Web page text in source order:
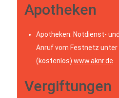
Apotheken
Apotheken: Notdienst-
Anruf vom Festnetz unter
(kostenlos) www.aknr.de
Vergiftungen